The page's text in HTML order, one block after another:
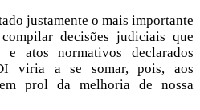
justamente o mais importante
decisões judiciais que
atos normativos declarados
viria a se somar, pois, aos
em prol da melhoria de nossa